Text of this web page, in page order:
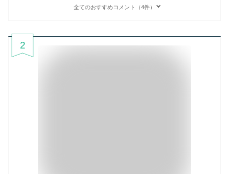
全てのおすすめコメント（4件）
2